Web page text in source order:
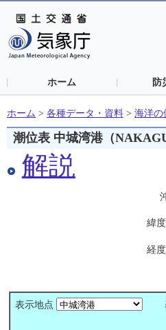
ホーム 防
ホーム > 各種データ・資料 > 海洋の
潮位表 中城湾港（
解説
緯度
経度
表示地点 表